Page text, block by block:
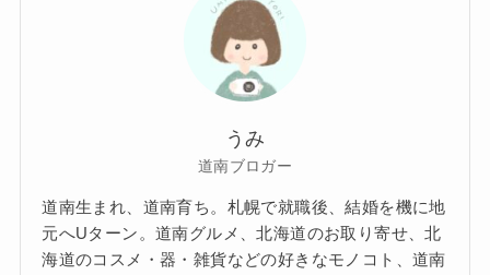
うみ
道南ブロガー
道南生まれ、道南育ち。札幌で就職後、結婚を機に地
元へUターン。道南グルメ、北海道のお取り寄せ、北
海道のコスメ・器・雑貨などの好きなモノコト、道南